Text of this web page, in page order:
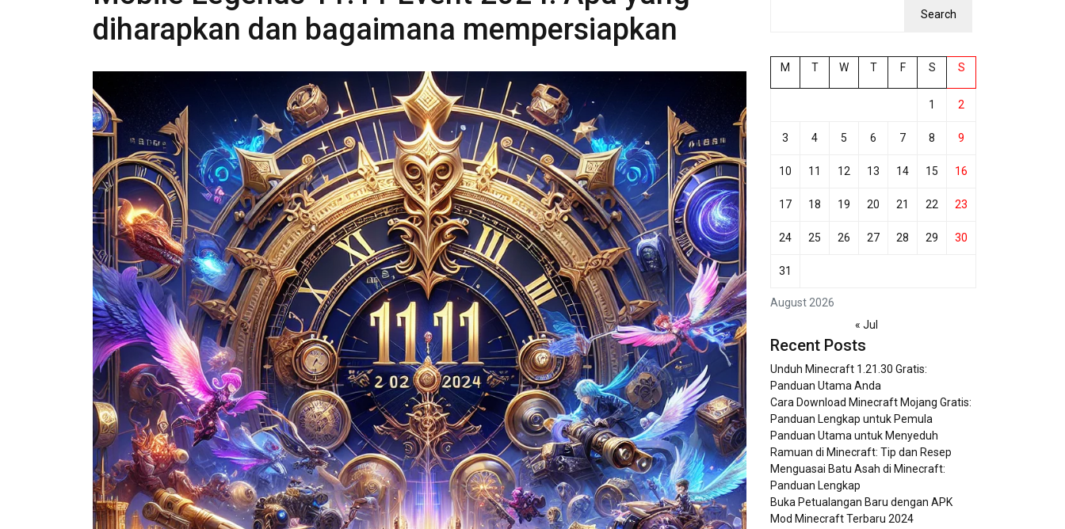
diharapkan dan bagaimana mempersiapkan
Search
August 2026
M T W T F S S
1 2
3 4 5 6 7 8 9
10 11 12 13 14 15 16
17 18 19 20 21 22 23
24 25 26 27 28 29 30
31
« Jul
Recent Posts
Unduh Minecraft 1.21.30 Gratis:
Panduan Utama Anda
Cara Download Minecraft Mojang Gratis:
Panduan Lengkap untuk Pemula
Panduan Utama untuk Menyeduh
Ramuan di Minecraft: Tip dan Resep
Menguasai Batu Asah di Minecraft:
Panduan Lengkap
Buka Petualangan Baru dengan APK
Mod Minecraft Terbaru 2024